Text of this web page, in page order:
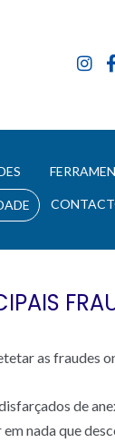
as fraudes
de
nada que